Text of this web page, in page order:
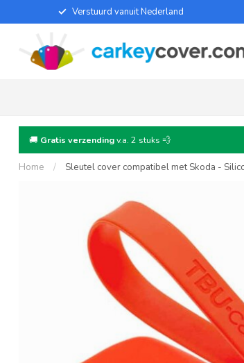
Verstuurd vanuit Nederland
🚚 Gratis verzendingv.a. 2 stuks 💨
Home / Sleutel cover compatibel met Skoda -